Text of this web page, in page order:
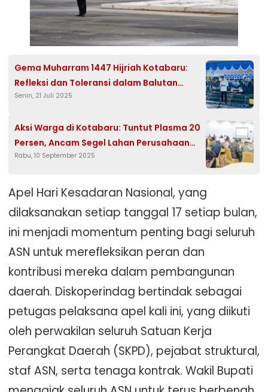
Gema Muharram 1447 Hijriah Kotabaru:
Refleksi dan Toleransi dalam Balutan
Budaya Islam
Senin, 21 Juli 2025
Aksi Warga di Kotabaru: Tuntut Plasma 20
Persen, Ancam Segel Lahan Perusahaan
Sawit
Rabu, 10 September 2025
Apel Hari Kesadaran Nasional, yang
dilaksanakan setiap tanggal 17 setiap bulan,
ini menjadi momentum penting bagi seluruh
ASN untuk merefleksikan peran dan
kontribusi mereka dalam pembangunan
daerah. Diskoperindag bertindak sebagai
petugas pelaksana apel kali ini, yang diikuti
oleh perwakilan seluruh Satuan Kerja
Perangkat Daerah (SKPD), pejabat struktural,
staf ASN, serta tenaga kontrak. Wakil Bupati